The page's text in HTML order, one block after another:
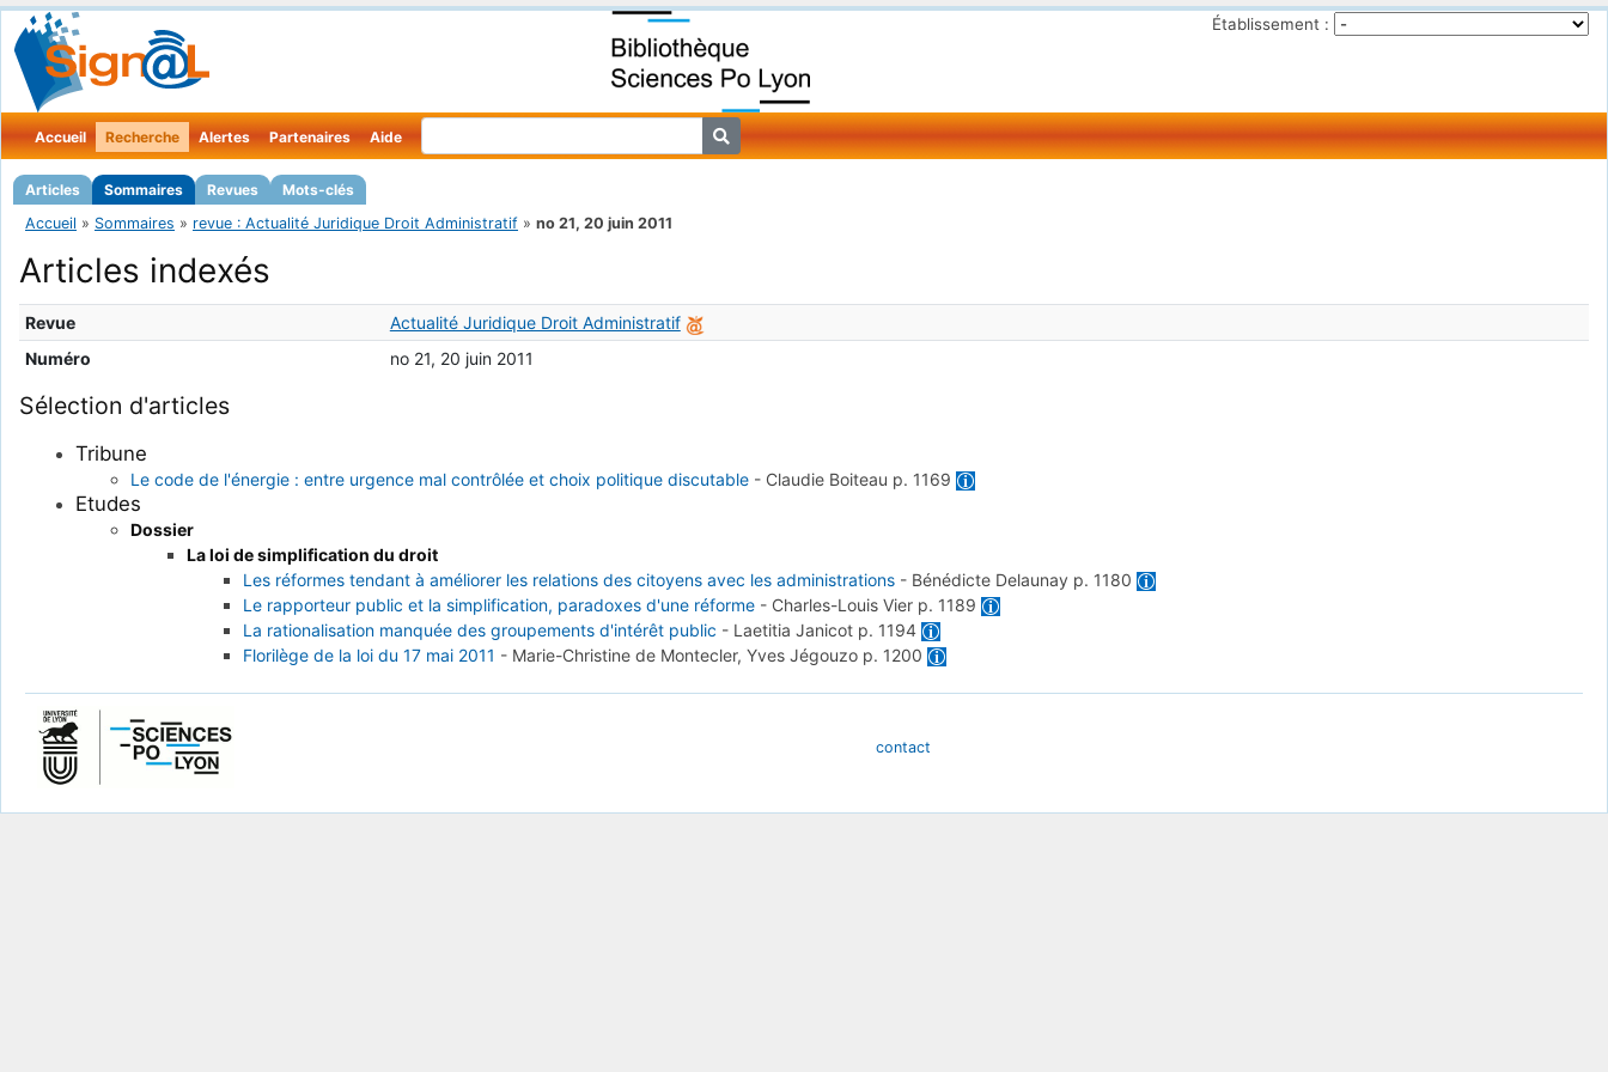
Établissement :
Accueil Recherche
Articles Sommaires Revues Mots-clés
Alertes Partenaires Aide
Accueil » Sommaires » revue : Actualité Juridique Droit Administratif » no 21, 20 juin 2011
Articles indexés
Revue
Actualité Juridique Droit Administratif
Numéro
no 21, 20 juin 2011
Sélection d'articles
Tribune
Le code de l'énergie : entre urgence mal contrôlée et choix politique discutable - Claudie Boiteau p. 1169
Etudes
Dossier
La loi de simplification du droit
Les réformes tendant à améliorer les relations des citoyens avec les administrations- Bénédicte Delaunay p. 1180
Le rapporteur public et la simplification, paradoxes d'une réforme- Charles-Louis Vier p. 1189
La rationalisation manquée des groupements d'intérêt public - Laetitia Janicot p. 1194
Florilège de la loi du 17 mai 2011 - Marie-Christine de Montecler, Yves Jégouzo p. 1200
contact